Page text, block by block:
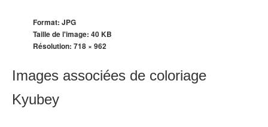
Format: JPG
Taille de l'image: 40 KB
Résolution: 718 × 962
Images associées de coloriage
Kyubey